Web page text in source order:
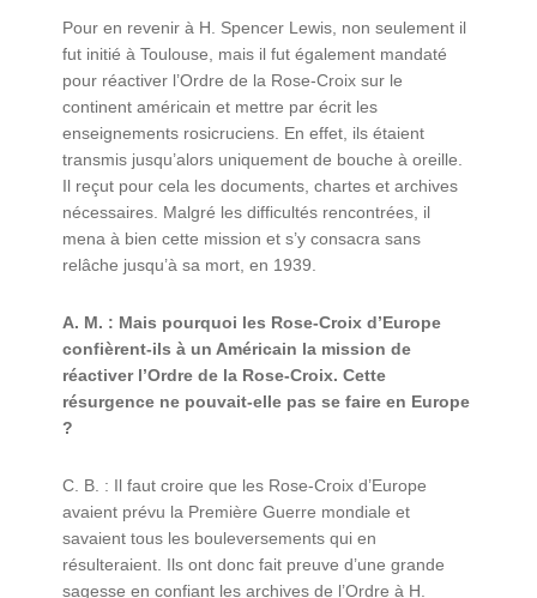
Pour en revenir à H. Spencer Lewis, non seulement il
fut initié à Toulouse, mais il fut également mandaté
pour réactiver l’Ordre de la Rose-Croix sur le
continent américain et mettre par écrit les
enseignements rosicruciens. En effet, ils étaient
transmis jusqu’alors uniquement de bouche à oreille.
Il reçut pour cela les documents, chartes et archives
nécessaires. Malgré les difficultés rencontrées, il
mena à bien cette mission et s’y consacra sans
relâche jusqu’à sa mort, en 1939.
A. M. : Mais pourquoi les Rose-Croix d’Europe
confièrent-ils à un Américain la mission de
réactiver l’Ordre de la Rose-Croix. Cette
résurgence ne pouvait-elle pas se faire en Europe
?
C. B. : Il faut croire que les Rose-Croix d’Europe
avaient prévu la Première Guerre mondiale et
savaient tous les bouleversements qui en
résulteraient. Ils ont donc fait preuve d’une grande
sagesse en confiant les archives de l’Ordre à H.